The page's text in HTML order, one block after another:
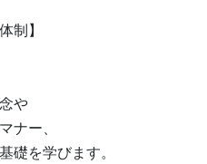
制】
や
ナー、
礎を学びます。